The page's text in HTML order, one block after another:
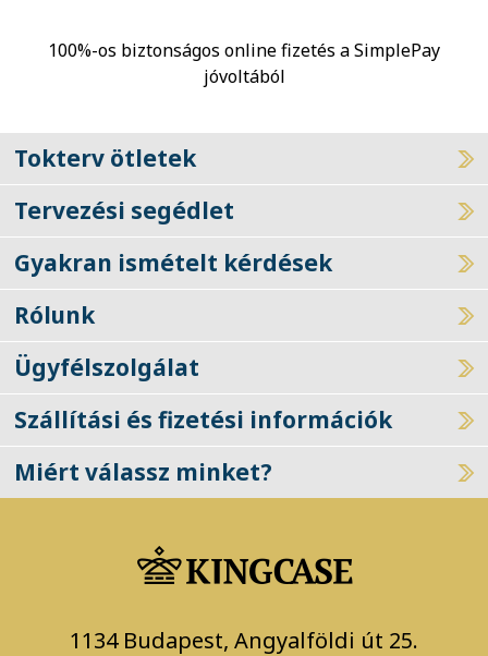
100%-os biztonságos online fizetés a SimplePay
jóvoltából
Tokterv ötletek
Tervezési segédlet
Gyakran ismételt kérdések
Rólunk
Ügyfélszolgálat
Szállítási és fizetési információk
Miért válassz minket?
1134 Budapest, Angyalföldi út 25.